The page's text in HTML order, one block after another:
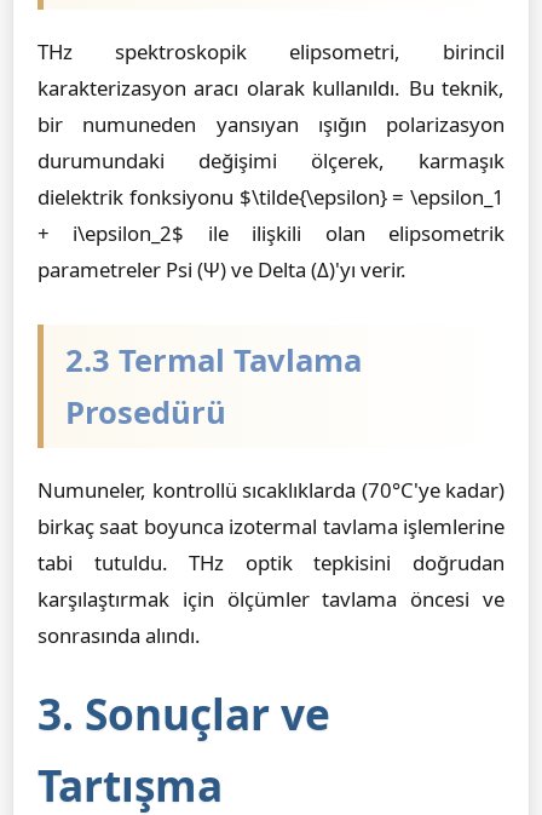
THz spektroskopik elipsometri, birincil
karakterizasyon aracı olarak kullanıldı. Bu teknik,
bir numuneden yansıyan ışığın polarizasyon
durumundaki değişimi ölçerek, karmaşık
dielektrik fonksiyonu $\tilde{\epsilon} = \epsilon_1
+ i\epsilon_2$ ile ilişkili olan elipsometrik
parametreler Psi (Ψ) ve Delta (Δ)'yı verir.
2.3 Termal Tavlama
Prosedürü
Numuneler, kontrollü sıcaklıklarda (70°C'ye kadar)
birkaç saat boyunca izotermal tavlama işlemlerine
tabi tutuldu. THz optik tepkisini doğrudan
karşılaştırmak için ölçümler tavlama öncesi ve
sonrasında alındı.
3. Sonuçlar ve
Tartışma